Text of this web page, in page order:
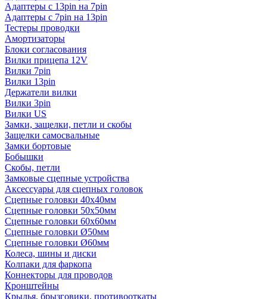
Адаптеры с 13pin на 7pin
Адаптеры с 7pin на 13pin
Тестеры проводки
Амортизаторы
Блоки согласования
Вилки прицепа 12V
Вилки 7pin
Вилки 13pin
Держатели вилки
Вилки 3pin
Вилки US
Замки, защелки, петли и скобы
Защелки самосвальные
Замки бортовые
Бобышки
Скобы, петли
Замковые сцепные устройства
Аксессуары для сцепных головок
Сцепные головки 40x40мм
Сцепные головки 50x50мм
Сцепные головки 60x60мм
Сцепные головки Ø50мм
Сцепные головки Ø60мм
Колеса, шины и диски
Колпаки для фаркопа
Коннекторы для проводов
Кронштейны
Крылья, брызговики, противооткаты